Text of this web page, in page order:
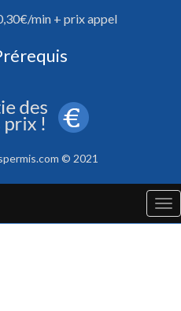
min + prix appel
© 2021